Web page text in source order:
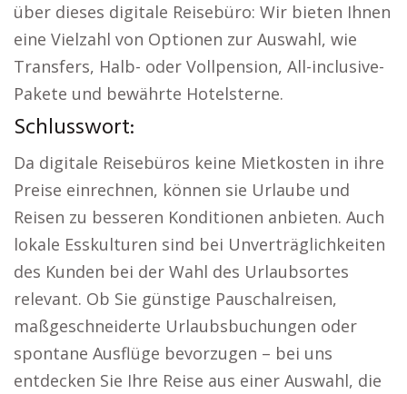
über dieses digitale Reisebüro: Wir bieten Ihnen
eine Vielzahl von Optionen zur Auswahl, wie
Transfers, Halb- oder Vollpension, All-inclusive-
Pakete und bewährte Hotelsterne.
Schlusswort:
Da digitale Reisebüros keine Mietkosten in ihre
Preise einrechnen, können sie Urlaube und
Reisen zu besseren Konditionen anbieten. Auch
lokale Esskulturen sind bei Unverträglichkeiten
des Kunden bei der Wahl des Urlaubsortes
relevant. Ob Sie günstige Pauschalreisen,
maßgeschneiderte Urlaubsbuchungen oder
spontane Ausflüge bevorzugen – bei uns
entdecken Sie Ihre Reise aus einer Auswahl, die